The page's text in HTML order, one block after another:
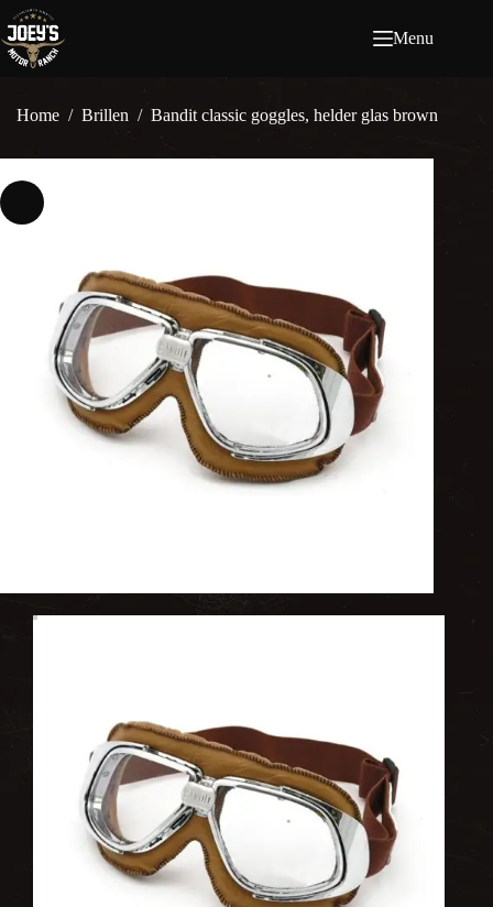
naar
de
inhoud
Menu
Home / Brillen / Bandit classic goggles, helder glas brown